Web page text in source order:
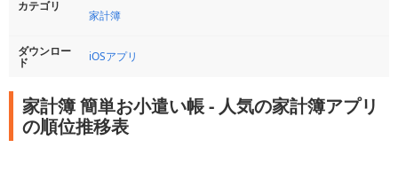
カテゴリ
家計簿
ダウンロー
ド iOSアプリ
家計簿 簡単お小遣い帳 - 人気の家計簿アプリ
の順位推移表